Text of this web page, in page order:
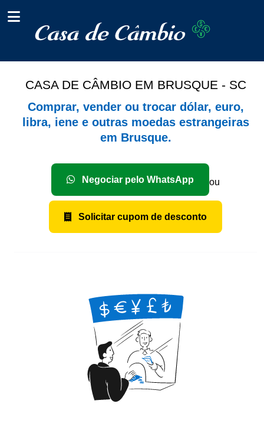
CASA DE CÂMBIO EM BRUSQUE - SC
Comprar, vender ou trocar dólar, euro,
libra, iene e outras moedas estrangeiras
em Brusque.
Negociar pelo WhatsApp ou
Solicitar cupom de desconto